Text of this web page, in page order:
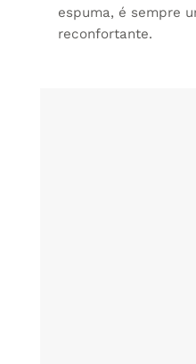
espuma, é sempre
reconfortante.